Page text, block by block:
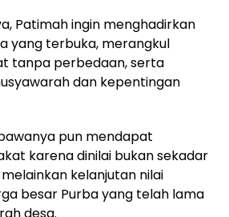
Patimah ingin menghadirkan
yang terbuka, merangkul
tanpa perbedaan, serta
dan kepentingan
pun mendapat
karena dinilai bukan sekadar
kelanjutan nilai
besar Purba yang telah lama